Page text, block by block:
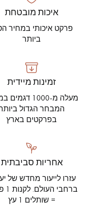
איכות מובטחת
פרקט איכותי במחיר
ביותר
זמינות מיידית
מעלה מ-1000
המבחר הגדול
בפרקטים בארץ
אחריות סביבתית
עזרו לייעור מחדש של
= שותלים 1 עץ